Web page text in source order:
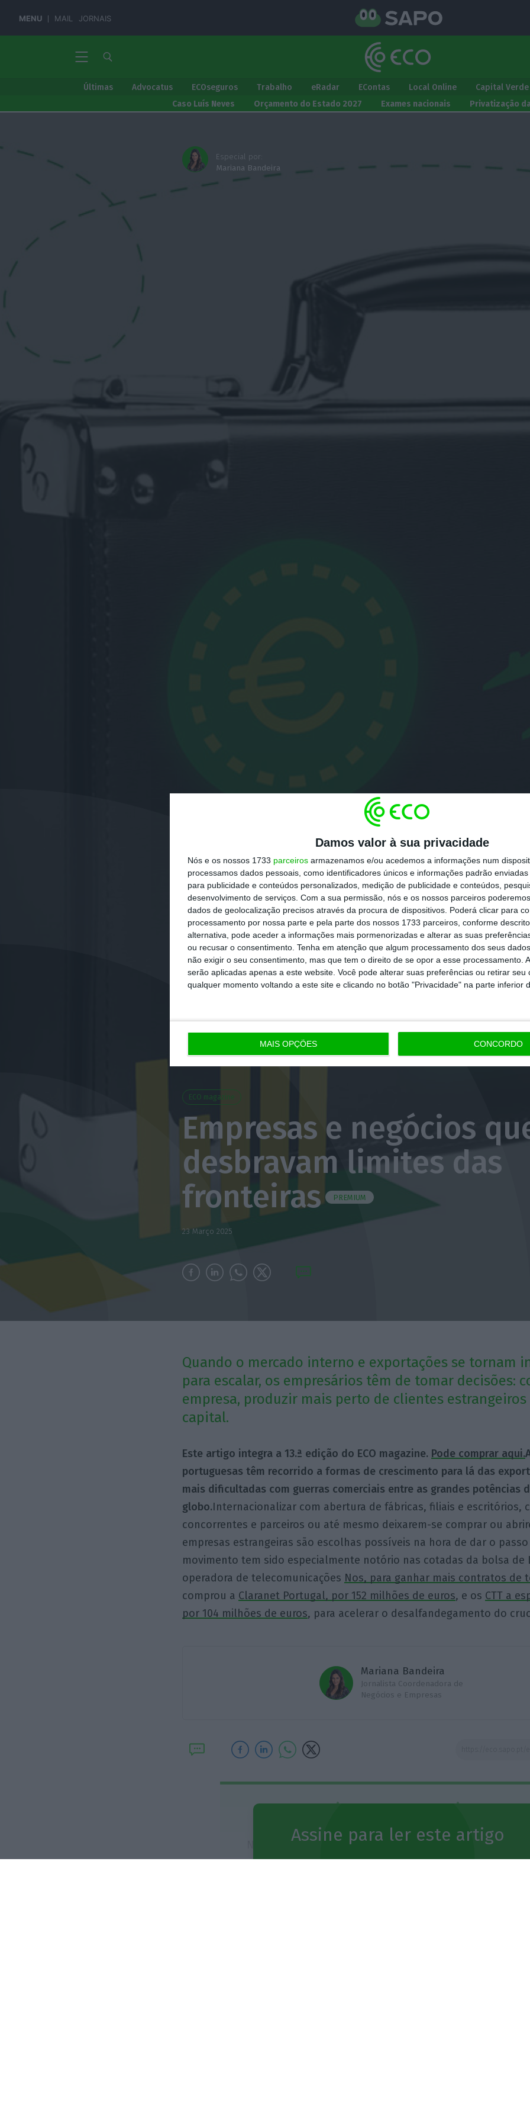
Damos valor à sua privacidade
Nós e os nossos 1733 parceiros armazenamos e/ou acedemos a informações num
processamos dados pessoais, como identificadores únicos e informações padrão
para publicidade e conteúdos personalizados, medição de publicidade e conteúdos,
desenvolvimento de serviços. Com a sua permissão, nós e os nossos parceiros
dados de geolocalização precisos através da procura de dispositivos. Poderá clicar para
processamento por nossa parte e pela parte dos nossos 1733 parceiros, conforme
alternativa, pode aceder a informações mais pormenorizadas e alterar as suas
ou recusar o consentimento. Tenha em atenção que algum processamento dos seus
não exigir o seu consentimento, mas que tem o direito de se opor a esse processamento.
serão aplicadas apenas a este website. Você pode alterar suas preferências ou retirar seu
qualquer momento voltando a este site e clicando no botão "Privacidade" na parte inferior
MAIS OPÇÕES CONCORDO
MENU MAIL JORNAIS
Últimas Advocatus ECOseguros Trabalho eRadar EContas Local Online
Capital Verde
Caso Luís Neves
Orçamento do Estado 2027 Exames nacionais Privatização da
Especial por:
Mariana Bandeira
ECO magazine
Empresas e negócios
desbravam limites das
fronteiras
PREMIUM
23 Março 2025
Quando o mercado interno e exportações se tornam
para escalar, os empresários têm de tomar decisões:
empresa, produzir mais perto de clientes
capital.
Este artigo integra a 13.ª edição do ECO magazine. Pode comprar aqui.
portuguesas têm recorrido a formas de crescimento para lá das
mais dificultadas com guerras comerciais entre as grandes potências
globo.Internacionalizar com abertura de fábricas, filiais e escritórios,
concorrentes e parceiros ou até mesmo deixarem-se comprar ou
empresas estrangeiras são escolhas possíveis na hora de dar o
movimento tem sido especialmente notório nas cotadas da bolsa de
operadora de telecomunicações Nos, para ganhar mais contratos de
comprou a Claranet Portugal, por 152 milhões de euros, e os CTT a
por 104 milhões de euros, para acelerar o desalfandegamento do
Assine para ler este artigo
Mariana Bandeira
Jornalista Coordenadora de
Negócios e Empresas
Assine o ECO Premium
No momento em que a informação é mais importante do
que nunca, apoie o jornalismo independente e rigoroso.